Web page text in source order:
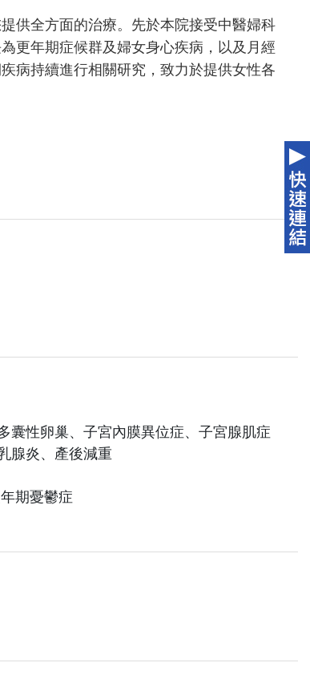
供全方面的治療。先於本院接受中醫婦科
更年期症候群及婦女身心疾病，以及月經
病持續進行相關研究，致力於提供女性各
囊性卵巢、子宮內膜異位症、子宮腺肌症
腺炎、產後減重
期憂鬱症